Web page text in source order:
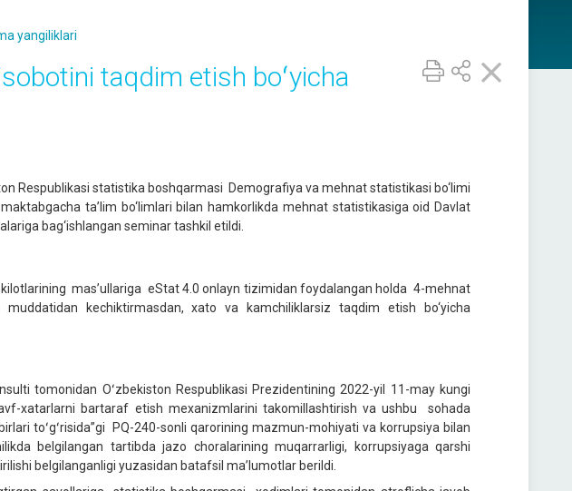
yangiliklari
taqdim etish boʻyicha
Respublikasi statistika boshqarmasi Demografiya va mehnat statistikasi bo‘limi
ta’lim bo‘limlari bilan hamkorlikda mehnat statistikasiga oid Davlat
bag‘ishlangan seminar tashkil etildi.
mas’ullariga eStat 4.0 onlayn tizimidan foydalangan holda 4-mehnat
kechiktirmasdan, xato va kamchiliklarsiz taqdim etish bo‘yicha
tomonidan Oʻzbekiston Respublikasi Prezidentining 2022-yil 11-may kungi
xatarlarni bartaraf etish mexanizmlarini takomillashtirish va ushbu sohada
toʻgʻrisida”gi PQ-240-sonli qarorining mazmun-mohiyati va korrupsiya bilan
belgilangan tartibda jazo choralarining muqarrarligi, korrupsiyaga qarshi
belgilanganligi yuzasidan batafsil ma’lumotlar berildi.